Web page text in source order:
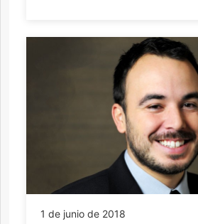
1 de junio de 2018